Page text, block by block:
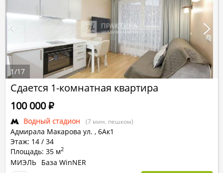
Сдается 1-комнатная квартира
Водный стадион (7 мин. пешком)
Адмирала Макарова ул. , 6Ак1
Этаж: 14 / 34
Площадь: 35 м2
100 000Р
МИЭЛЬ База WinNER
1/17